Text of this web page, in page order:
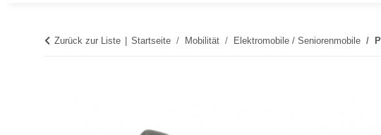
Zurück zur Liste Startseite Mobilität Elektromobile / Seniorenmobile